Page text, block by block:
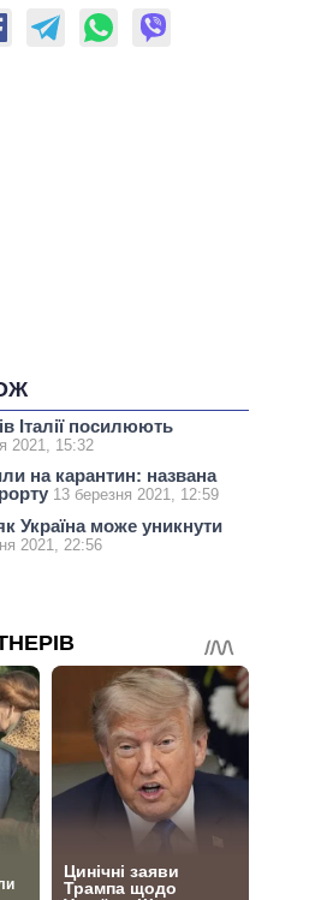
Італії посилюють
2021, 15:32
на карантин: названа
13 березня 2021, 12:59
Україна може уникнути
2021, 22:56